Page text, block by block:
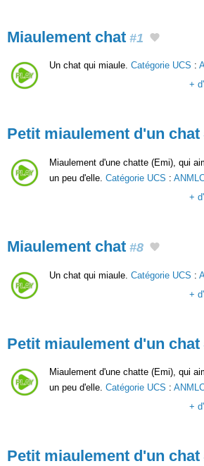
Miaulement chat #1
Un chat qui miaule. Catégorie UCS :
+
Petit miaulement d'un chat
Miaulement d'une chatte (Emi), qui
un peu d'elle. Catégorie UCS :
+
Miaulement chat #8
Un chat qui miaule. Catégorie UCS :
+
Petit miaulement d'un chat
Miaulement d'une chatte (Emi), qui
un peu d'elle. Catégorie UCS :
+
Petit miaulement d'un chat